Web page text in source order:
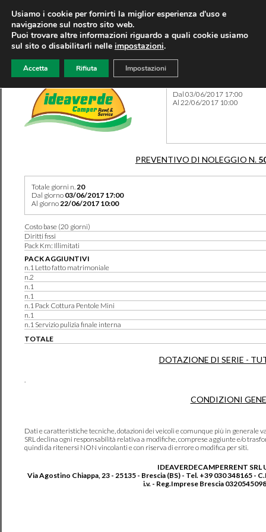
Dal 03/06/2017 17:00
Al 22/06/2017 10:00
PREVENTIVO DI NOLEGGIO N.
Totale giorni n.20
Dal giorno 03/06/2017 17:00
Al giorno22/06/2017 10:00
Costo base (20 giorni)
Diritti fissi
Pack Km: Illimitati
PACK AGGIUNTIVI
n.1 Letto fatto matrimoniale
n.2
n.1
n.1
n.1 Pack Cottura Pentole Mini
n.1
n.1 Servizio pulizia finale interna
TOTALE
DOTAZIONE DI SERIE -
CONDIZIONI
Dati e caratteristiche tecniche, dotazioni dei veicoli e comunque più in generale
SRL declina ogni responsabilità relativa a modifiche, comprese aggiunte e/o
quindi da ritenersi NON vincolanti e con riserva di errore o modifica per siti.
IDEAVERDECAMPERRENT SRL
Via Agostino Chiappa, 23 - 25135 - Brescia (BS) - Tel. +39 030 348165 -
i.v. - Reg.Imprese Brescia
Usiamo i cookie per fornirti la miglior esperienza d'uso e
navigazione sul nostro sito web.
Puoi trovare altre informazioni riguardo a quali cookie usiamo
sul sito o disabilitarli nelle impostazioni.
Accetta Rifiuta Impostazioni